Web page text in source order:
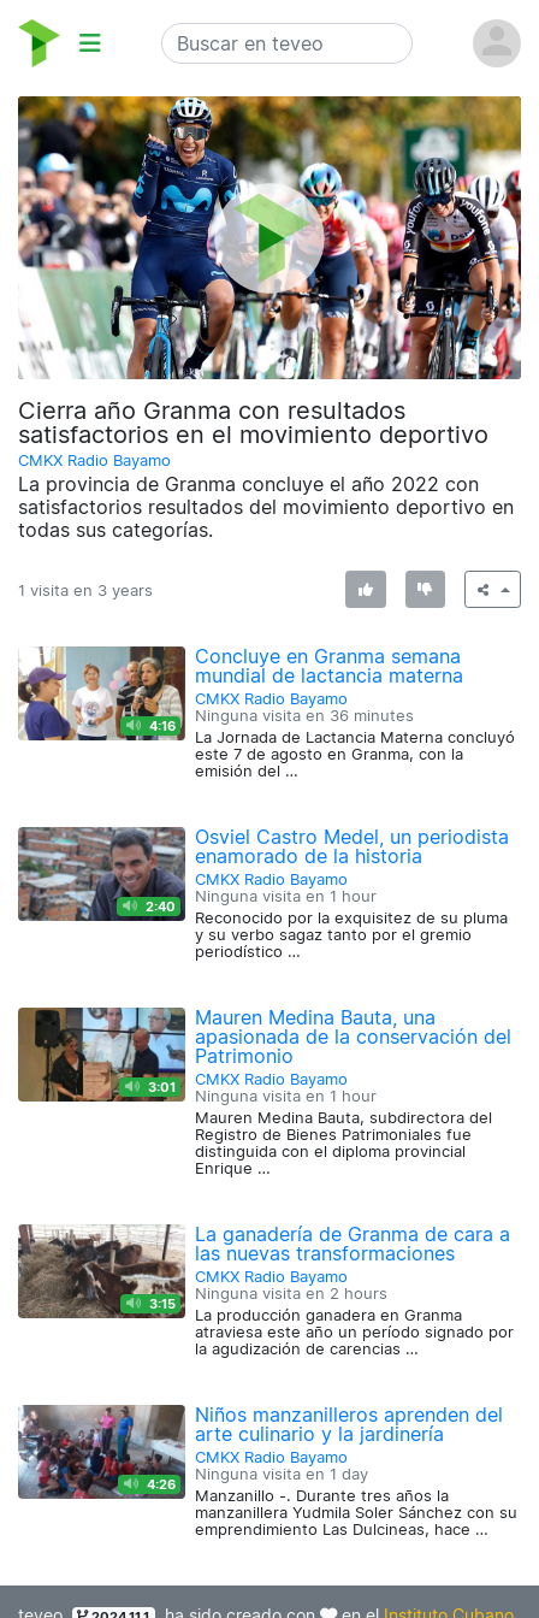
Cierra año Granma con resultados
satisfactorios en el movimiento deportivo
CMKX Radio Bayamo
La provincia de Granma concluye el año 2022 con
satisfactorios resultados del movimiento deportivo en
todas sus categorías.
1 visita en 3 years
4:16
Concluye en Granma semana
mundial de lactancia materna
CMKX Radio Bayamo
Ninguna visita en 36 minutes
La Jornada de Lactancia Materna concluyó
este 7 de agosto en Granma, con la
emisión del …
2:40
Osviel Castro Medel, un periodista
enamorado de la historia
CMKX Radio Bayamo
Ninguna visita en 1 hour
Reconocido por la exquisitez de su pluma
y su verbo sagaz tanto por el gremio
periodístico …
3:01
Mauren Medina Bauta, una
apasionada de la conservación del
Patrimonio
CMKX Radio Bayamo
Ninguna visita en 1 hour
Mauren Medina Bauta, subdirectora del
Registro de Bienes Patrimoniales fue
distinguida con el diploma provincial
Enrique …
3:15
La ganadería de Granma de cara a
las nuevas transformaciones
CMKX Radio Bayamo
Ninguna visita en 2 hours
La producción ganadera en Granma
atraviesa este año un período signado por
la agudización de carencias …
4:26
Niños manzanilleros aprenden del
arte culinario y la jardinería
CMKX Radio Bayamo
Ninguna visita en 1 day
Manzanillo -. Durante tres años la
manzanillera Yudmila Soler Sánchez con su
emprendimiento Las Dulcineas, hace …